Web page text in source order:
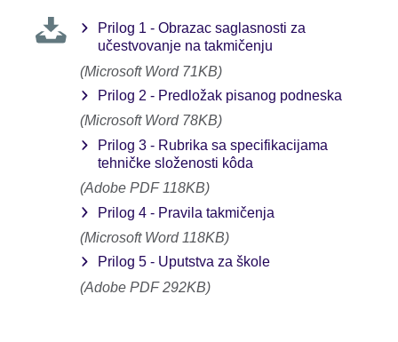
Prilog 1 - Obrazac saglasnosti za
učestvovanje na takmičenju
(Microsoft Word 71KB)
Prilog 2 - Predložak pisanog podneska
(Microsoft Word 78KB)
Prilog 3 - Rubrika sa specifikacijama
tehničke složenosti kôda
(Adobe PDF 118KB)
Prilog 4 - Pravila takmičenja
(Microsoft Word 118KB)
Prilog 5 - Uputstva za škole
(Adobe PDF 292KB)